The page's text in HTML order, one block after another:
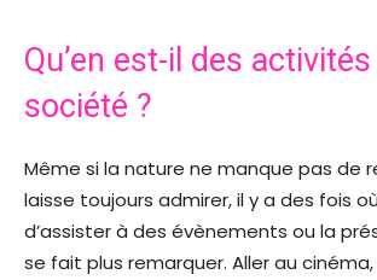
Qu’en est-il des activités
société ?
Même si la nature ne manque pas de
laisse toujours admirer, il y a des fois
d’assister à des évènements ou la
se fait plus remarquer. Aller au